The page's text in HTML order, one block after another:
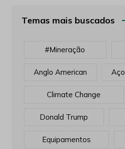
Temas mais buscados
#mineração
Anglo American Aço
Climate Change
Donald Trump
Equipamentos